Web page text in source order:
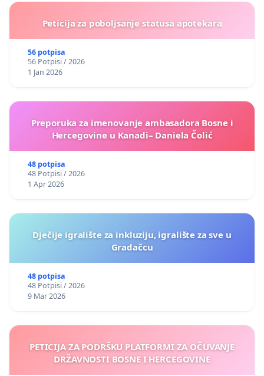
Peticija za poboljsanje statusa apotekara
56 potpisa
56 Potpisi / 2026
1 Jan 2026
Preporuka za imenovanje ambasadora Bosne i
Hercegovine u Kanadi– Daniela Čolić
48 potpisa
48 Potpisi / 2026
1 Apr 2026
Dječije igralište za inkluziju, igralište za sve u
Gradačcu
48 potpisa
48 Potpisi / 2026
9 Mar 2026
PETICIJA ZA PODRŠKU PLATFORMI ZA OČUVANJE
DRŽAVNOSTI BOSNE I HERCEGOVINE